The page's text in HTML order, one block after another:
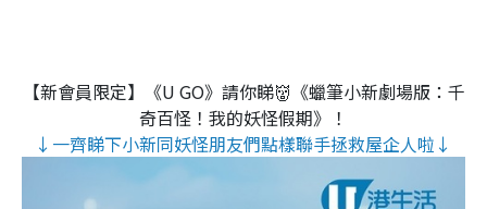
【新會員限定】《U GO》請你睇👹《蠟筆小新劇場版：千
奇百怪！我的妖怪假期》！
↓一齊睇下小新同妖怪朋友們點樣聯手拯救屋企人啦↓